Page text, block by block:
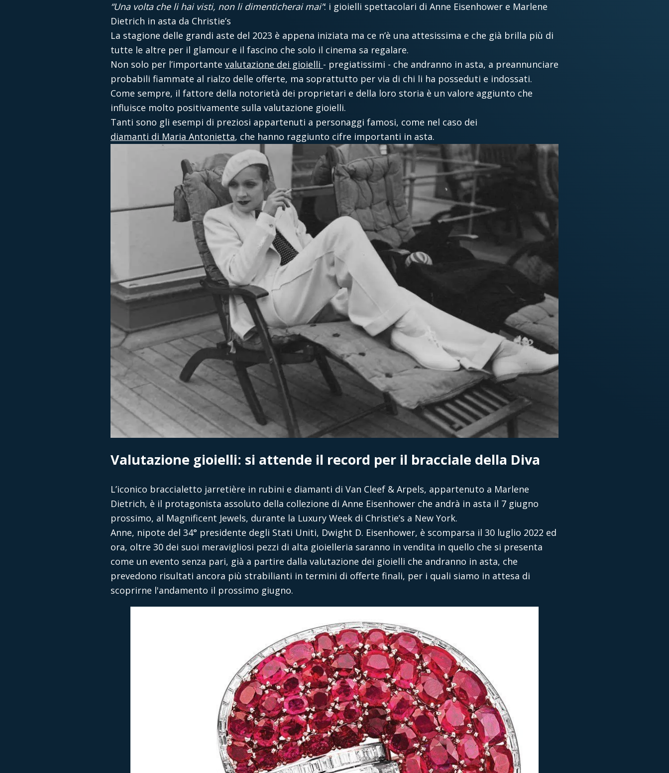
“Una volta che li hai visti, non li dimenticherai mai”: i gioielli spettacolari di Anne Eisenhower e Marlene
Dietrich in asta da Christie’s
La stagione delle grandi aste del 2023 è appena iniziata ma ce n’è una attesissima e che già brilla più di
tutte le altre per il glamour e il fascino che solo il cinema sa regalare.
Non solo per l’importante valutazione dei gioielli - pregiatissimi - che andranno in asta, a preannunciare
probabili fiammate al rialzo delle offerte, ma soprattutto per via di chi li ha posseduti e indossati.
Come sempre, il fattore della notorietà dei proprietari e della loro storia è un valore aggiunto che
influisce molto positivamente sulla valutazione gioielli.
Tanti sono gli esempi di preziosi appartenuti a personaggi famosi, come nel caso dei
diamanti di Maria Antonietta, che hanno raggiunto cifre importanti in asta.
Valutazione gioielli: si attende il record per il bracciale della Diva
L’iconico braccialetto jarretière in rubini e diamanti di Van Cleef & Arpels, appartenuto a Marlene
Dietrich, è il protagonista assoluto della collezione di Anne Eisenhower che andrà in asta il 7 giugno
prossimo, al Magnificent Jewels, durante la Luxury Week di Christie’s a New York.
Anne, nipote del 34° presidente degli Stati Uniti, Dwight D. Eisenhower, è scomparsa il 30 luglio 2022 ed
ora, oltre 30 dei suoi meravigliosi pezzi di alta gioielleria saranno in vendita in quello che si presenta
come un evento senza pari, già a partire dalla valutazione dei gioielli che andranno in asta, che
prevedono risultati ancora più strabilianti in termini di offerte finali, per i quali siamo in attesa di
scoprirne l'andamento il prossimo giugno.